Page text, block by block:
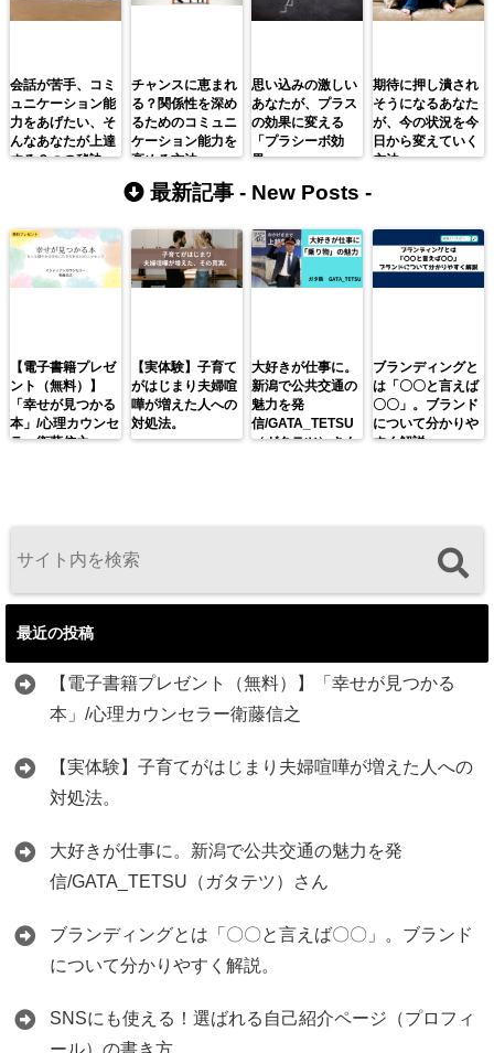
会話が苦手、コミ
ュニケーション能
力をあげたい、そ
んなあなたが上達
する３つの秘訣
チャンスに恵まれ
る？関係性を深め
るためのコミュニ
ケーション能力を
高める方法
思い込みの激しい
あなたが、プラス
の効果に変える
「プラシーボ効
果」
期待に押し潰され
そうになるあなた
が、今の状況を今
日から変えていく
方法
最新記事 - New Posts -
【電子書籍プレゼ
ント（無料）】
「幸せが見つかる
本」/心理カウンセ
ラー衛藤信之
【実体験】子育て
がはじまり夫婦喧
嘩が増えた人への
対処法。
大好きが仕事に。
新潟で公共交通の
魅力を発
信/GATA_TETSU
（ガタテツ）さん
ブランディングと
は「〇〇と言えば
〇〇」。ブランド
について分かりや
すく解説。
最近の投稿
【電子書籍プレゼント（無料）】「幸せが見つかる
本」/心理カウンセラー衛藤信之
【実体験】子育てがはじまり夫婦喧嘩が増えた人への
対処法。
大好きが仕事に。新潟で公共交通の魅力を発
信/GATA_TETSU（ガタテツ）さん
ブランディングとは「〇〇と言えば〇〇」。ブランド
について分かりやすく解説。
SNSにも使える！選ばれる自己紹介ページ（プロフィ
ール）の書き方